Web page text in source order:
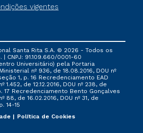
vigentes
efetivado e/ou não tenham
sua matrícula em uma das
programas governamentais, e
nenhuma outra campanha
Santa Rita S.A. © 2026 - Todos os
CNPJ: 91.109.660/0001-60
Universitário) pela Portaria
nº 936, de 18.08.2016, DOU nº
1, p. 16 Recredenciamento EAD
1.452, de 12.12.2016, DOU nº 238, de
17 Recredenciamento Bento Gonçalves
88, de 16.02.2016, DOU nº 31, de
14-15
Política de Cookies